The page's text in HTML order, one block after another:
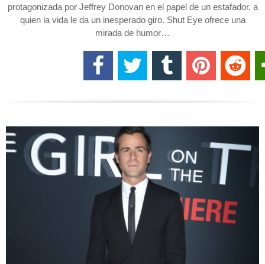
protagonizada por Jeffrey Donovan en el papel de un estafador, a
quien la vida le da un inesperado giro. Shut Eye ofrece una
mirada de humor…